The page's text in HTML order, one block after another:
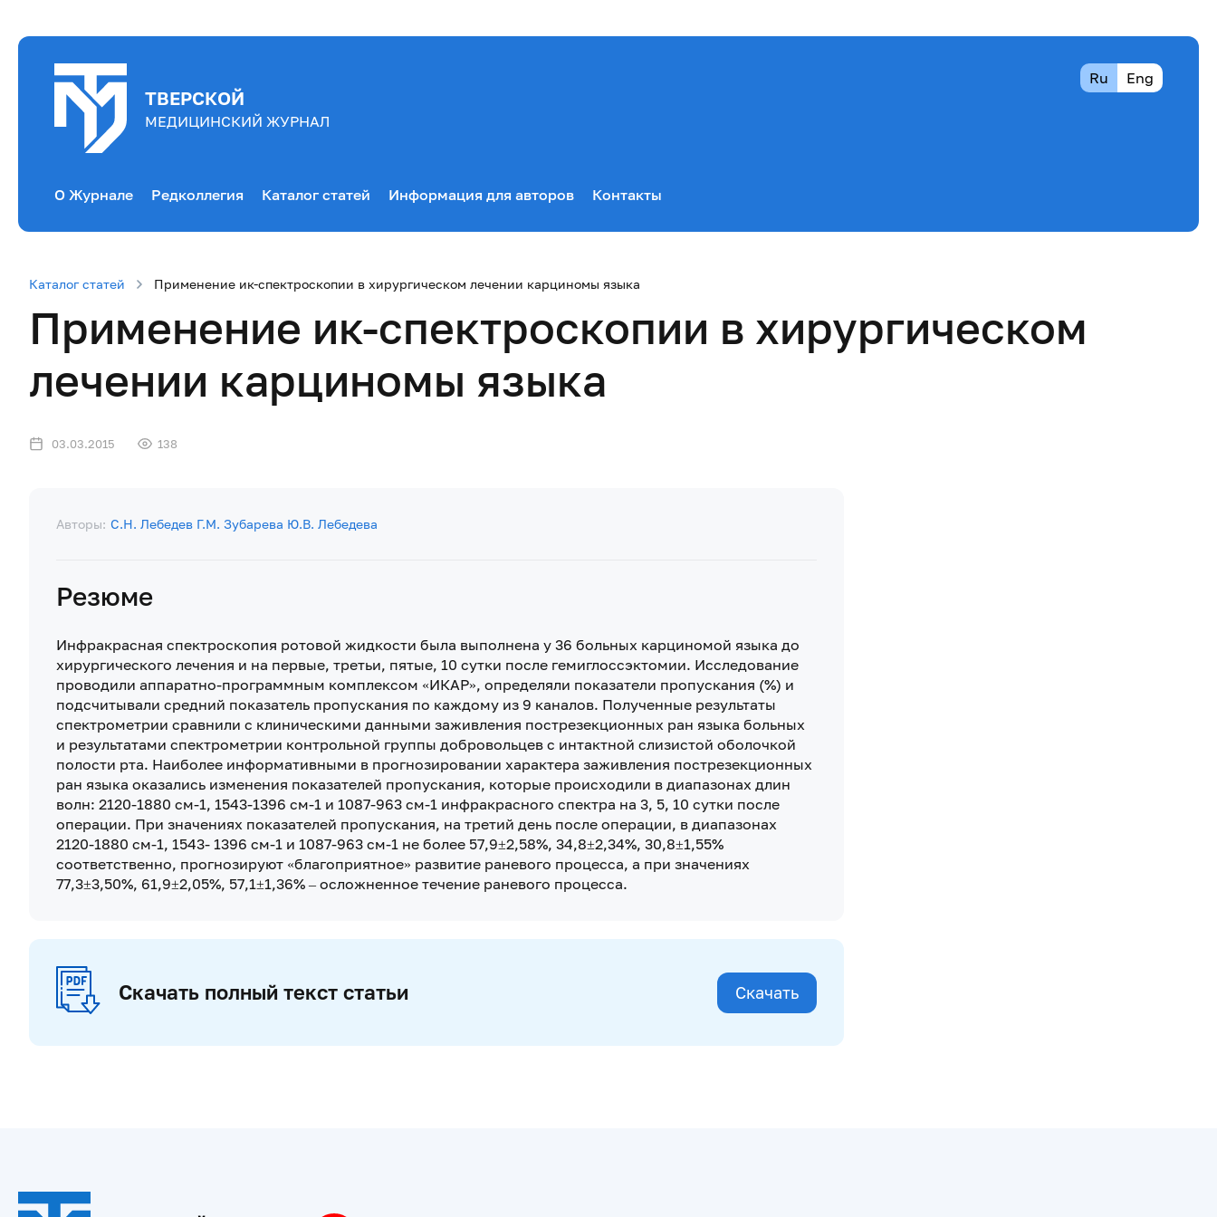
ТВЕРСКОЙ
МЕДИЦИНСКИЙ ЖУРНАЛ
Ru Eng
О Журнале Редколлегия Каталог статей Информация для авторов Контакты
Каталог статей Применение ик-спектроскопии в хирургическом лечении карциномы языка
Применение ик-спектроскопии в хирургическом
лечении карциномы языка
03.03.2015 138
Авторы: С.Н. Лебедев Г.М. Зубарева Ю.В. Лебедева
Резюме
Инфракрасная спектроскопия ротовой жидкости была выполнена у 36 больных карциномой языка до
хирургического лечения и на первые, третьи, пятые, 10 сутки после гемиглоссэктомии. Исследование
проводили аппаратно-программным комплексом «ИКАР», определяли показатели пропускания (%) и
подсчитывали средний показатель пропускания по каждому из 9 каналов. Полученные результаты
спектрометрии сравнили с клиническими данными заживления пострезекционных ран языка больных
и результатами спектрометрии контрольной группы добровольцев с интактной слизистой оболочкой
полости рта. Наиболее информативными в прогнозировании характера заживления пострезекционных
ран языка оказались изменения показателей пропускания, которые происходили в диапазонах длин
волн: 2120-1880 см-1, 1543-1396 см-1 и 1087-963 см-1 инфракрасного спектра на 3, 5, 10 сутки после
операции. При значениях показателей пропускания, на третий день после операции, в диапазонах
2120-1880 см-1, 1543- 1396 см-1 и 1087-963 см-1 не более 57,9±2,58%, 34,8±2,34%, 30,8±1,55%
соответственно, прогнозируют «благоприятное» развитие раневого процесса, а при значениях
77,3±3,50%, 61,9±2,05%, 57,1±1,36% – осложненное течение раневого процесса.
Скачать полный текст статьи Скачать